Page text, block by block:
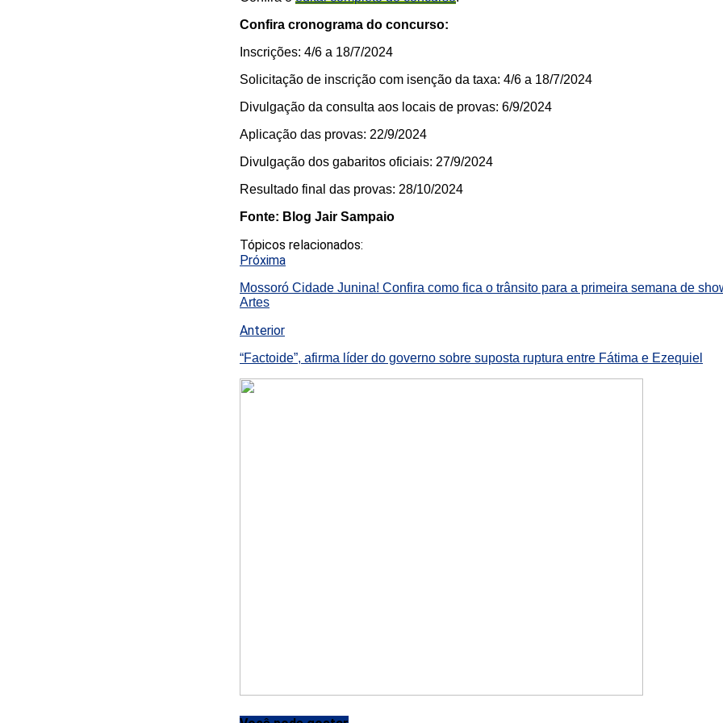
Confira cronograma do concurso:
Inscrições: 4/6 a 18/7/2024
Solicitação de inscrição com isenção da taxa: 4/6 a 18/7/2024
Divulgação da consulta aos locais de provas: 6/9/2024
Aplicação das provas: 22/9/2024
Divulgação dos gabaritos oficiais: 27/9/2024
Resultado final das provas: 28/10/2024
Fonte: Blog Jair Sampaio
Tópicos relacionados:
Próxima
Mossoró Cidade Junina! Confira como fica o trânsito para a primeira semana de
Artes
Anterior
“Factoide”, afirma líder do governo sobre suposta ruptura entre Fátima e Ezequiel